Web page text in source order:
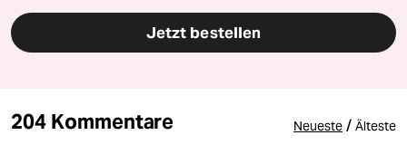
Jetzt bestellen
204 Kommentare Neueste / Älteste